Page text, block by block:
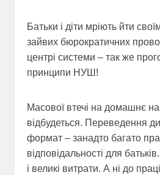
Батьки і діти мріють йти
зайвих бюрократичних
центрі системи – так же
принципи НУШ!
Масової втечі на домашнє
відбудеться. Переведення
формат – занадто багато
відповідальності для
і великі витрати. А ні до